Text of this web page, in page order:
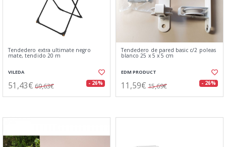
Tendedero extra ultimate negro
mate, tendido 20 m
VILEDA
51,43€ 69,63€ - 26%
Tendedero de pared basic c/2 poleas
blanco 25 x 5 x 5 cm
EDM PRODUCT
11,59€ 15,69€ - 26%